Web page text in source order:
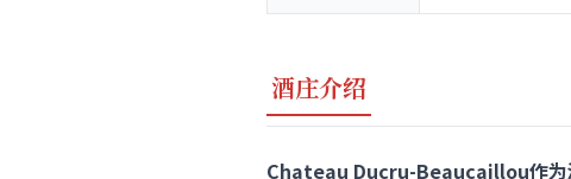
酒庄介绍
Chateau Ducru-Beaucaillou作为